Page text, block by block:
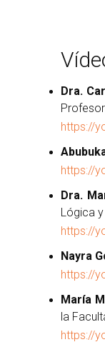
Dra.
https://
https://
Dra.
Lógica
https://
Nayra
https://
María
la
https://